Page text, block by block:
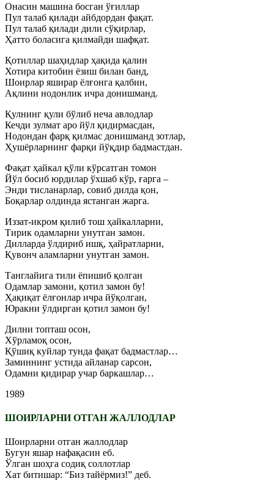
Онасин машина босган ўғиллар
Пул талаб қилади айбдордан фақат.
Пул талаб қилади дили сўқирлар,
Ҳатто боласига қилмайди шафқат.
Қотиллар шаҳидлар ҳақида қалин
Хотира китобин ёзиш билан банд,
Шоирлар яширар ёлғонга қалбин,
Ақлини нодонлик ичра донишманд.
Қулнинг қули бўлиб неча авлодлар
Кечди зулмат аро йўл қидирмасдан,
Нодондан фарқ қилмас донишманд зотлар,
Ҳушёрларнинг фарқи йўқдир бадмастдан.
Фақат ҳайкал қўли кўрсатган томон
Йўл босиб юрдилар ўхшаб кўр, ғарга –
Энди тисланарлар, совиб дилда қон,
Боқарлар олдинда ястанган жарга.
Иззат-икром қилиб тош ҳайкалларни,
Тирик одамларни унутган замон.
Дилларда ўлдириб ишқ, ҳайратларни,
Қувонч аламларни унутган замон.
Танглайига тили ёпишиб қолган
Одамлар замони, қотил замон бу!
Ҳақиқат ёлғонлар ичра йўқолган,
Юракни ўлдирган қотил замон бу!
Дилни топташ осон,
Хўрламоқ осон,
Қўшиқ куйлар тунда фақат бадмастлар…
Заминнинг устида айланар сарсон,
Одамни қидирар учар баркашлар…
1989
ШОИРЛАРНИ ОТГАН ЖАЛЛОДЛАР
Шоирларни отган жаллодлар
Бугун яшар нафақасин еб.
Ўлган шоҳга содиқ соллотлар
Хат битишар: “Биз тайёрмиз!” деб.